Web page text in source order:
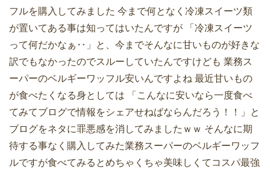
フルを購入してみました 今まで何となく冷凍スイーツ類
が置いてある事は知ってはいたんですが 「冷凍スイーツ
って何だかなぁ‥」と、今までそんなに甘いものが好きな
訳でもなかったのでスルーしていたんですけども 業務ス
ーパーのベルギーワッフル安いんですよね 最近甘いもの
が食べたくなる身としては 「こんなに安いなら一度食べ
てみてブログで情報をシェアせねばならんだろう！！」と
ブログをネタに罪悪感を消してみましたｗｗ そんなに期
待する事なく購入してみた業務スーパーのベルギーワッフ
ルですが食べてみるとめちゃくちゃ美味しくてコスパ最強